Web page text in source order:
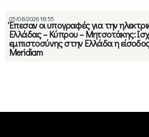
05/08/2026 18:55
Έπεσαν οι υπογραφές για την
Ελλάδας – Κύπρου – Μητσοτάκης:
εμπιστοσύνης στην Ελλάδα η
Meridiam